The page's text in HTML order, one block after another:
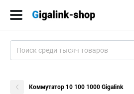
Коммутатор 10 100 1000 Gigalink